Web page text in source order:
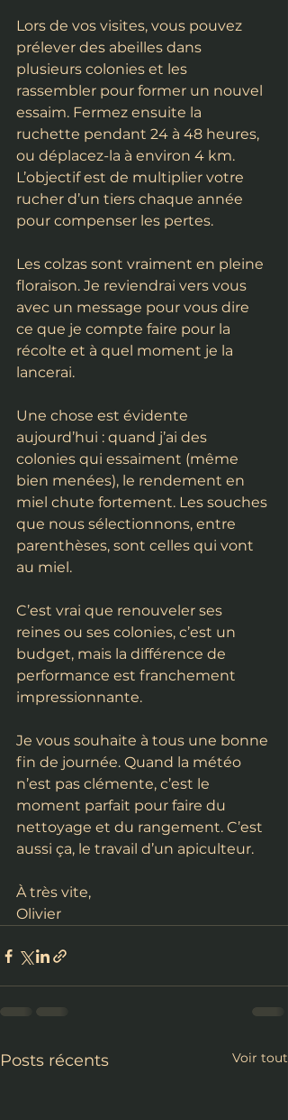
Lors de vos visites, vous pouvez
prélever des abeilles dans
plusieurs colonies et les
rassembler pour former un nouvel
essaim. Fermez ensuite la
ruchette pendant 24 à 48 heures,
ou déplacez-la à environ 4 km.
L’objectif est de multiplier votre
rucher d’un tiers chaque année
pour compenser les pertes.
Les colzas sont vraiment en pleine
floraison. Je reviendrai vers vous
avec un message pour vous dire
ce que je compte faire pour la
récolte et à quel moment je la
lancerai.
Une chose est évidente
aujourd’hui : quand j’ai des
colonies qui essaiment (même
bien menées), le rendement en
miel chute fortement. Les souches
que nous sélectionnons, entre
parenthèses, sont celles qui vont
au miel.
C’est vrai que renouveler ses
reines ou ses colonies, c’est un
budget, mais la différence de
performance est franchement
impressionnante.
Je vous souhaite à tous une bonne
fin de journée. Quand la météo
n’est pas clémente, c’est le
moment parfait pour faire du
nettoyage et du rangement. C’est
aussi ça, le travail d’un apiculteur.
À très vite,
Olivier
Posts récents Voir tout